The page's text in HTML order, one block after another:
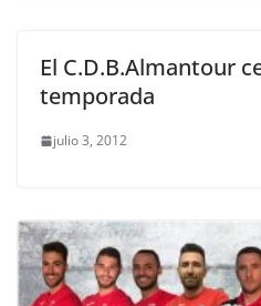
El C.D.B.Almantour
temporada
julio 3, 2012